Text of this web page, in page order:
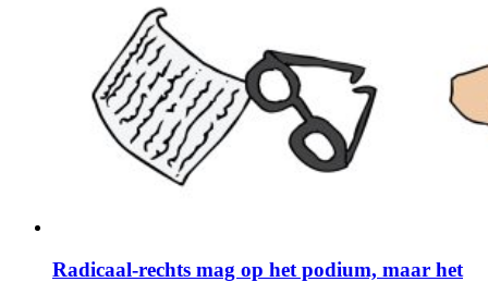
Radicaal-rechts mag op het podium, maar het